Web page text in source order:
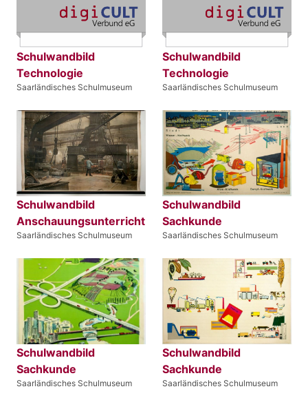
Schulwandbild
Technologie
Saarländisches Schulmuseum
Schulwandbild
Technologie
Saarländisches Schulmuseum
Schulwandbild
Anschauungsunterricht
Saarländisches Schulmuseum
Schulwandbild
Sachkunde
Saarländisches Schulmuseum
Schulwandbild
Sachkunde
Saarländisches Schulmuseum
Schulwandbild
Sachkunde
Saarländisches Schulmuseum